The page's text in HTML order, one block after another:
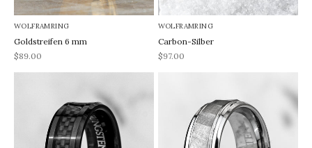
WOLFRAMRING
Goldstreifen 6 mm
REA-pris
$89.00
WOLFRAMRING
Carbon-Silber
REA-pris
$97.00